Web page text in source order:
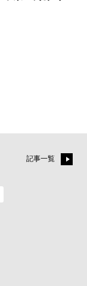
記事一覧